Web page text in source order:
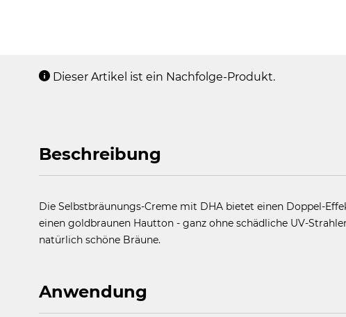
Dieser Artikel ist ein Nachfolge-Produkt.
Beschreibung
Die Selbstbräunungs-Creme mit DHA bietet einen Doppel-
einen goldbraunen Hautton - ganz ohne schädliche UV-
natürlich schöne Bräune.
Anwendung